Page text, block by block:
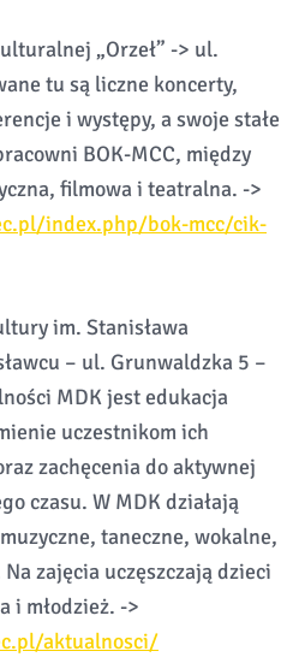
„Orzeł” -> ul.
tu są liczne koncerty,
i występy, a swoje stałe
BOK-MCC, między
filmowa i teatralna. ->
index.php/bok-mcc/cik-
im. Stanisława
– ul. Grunwaldzka 5 –
MDK jest edukacja
uczestnikom ich
zachęcenia do aktywnej
czasu. W MDK działają
taneczne, wokalne,
zajęcia uczęszczają dzieci
i młodzież. ->
aktualnosci/